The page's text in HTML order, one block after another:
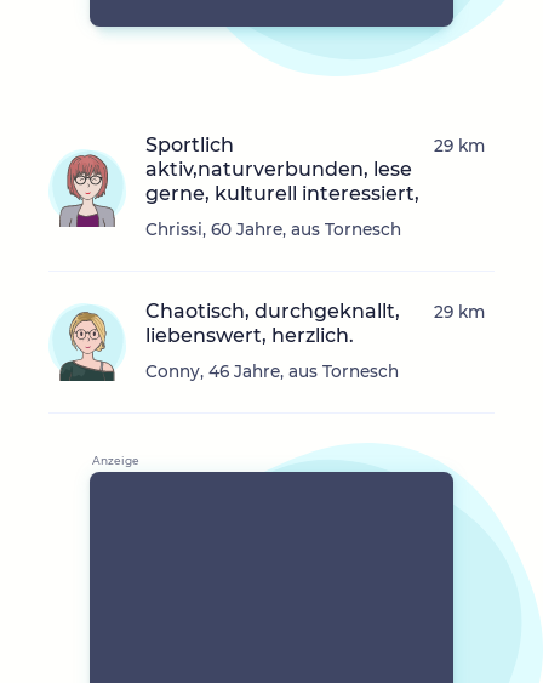
Sportlich
aktiv,naturverbunden, lese
gerne, kulturell interessiert,
Chrissi, 60 Jahre, aus Tornesch
29 km
Chaotisch, durchgeknallt,
liebenswert, herzlich.
Conny, 46 Jahre, aus Tornesch
29 km